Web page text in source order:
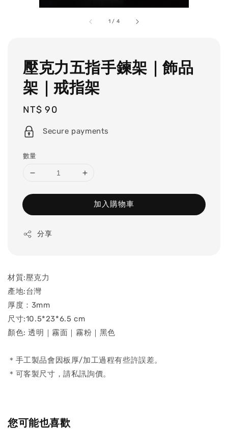
1 / 4
壓克力五指手鍊架｜飾品
架｜戒指架
Regular
price
NT$ 90
Secure payments
數量
加入購物車
分享
材質:壓克力
產地:台灣
厚度：3mm
尺寸:10.5*23*6.5 cm
顏色: 透明｜霧面｜霧粉｜黑色
＊手工製品會因板厚/加工過程有些許誤差。
＊可客製尺寸，請私訊詢價。
您可能也喜歡